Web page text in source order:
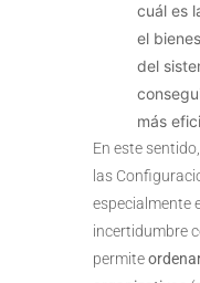
cuál es
el
del
más
En este
las
especialmente
incertidumbre
permite